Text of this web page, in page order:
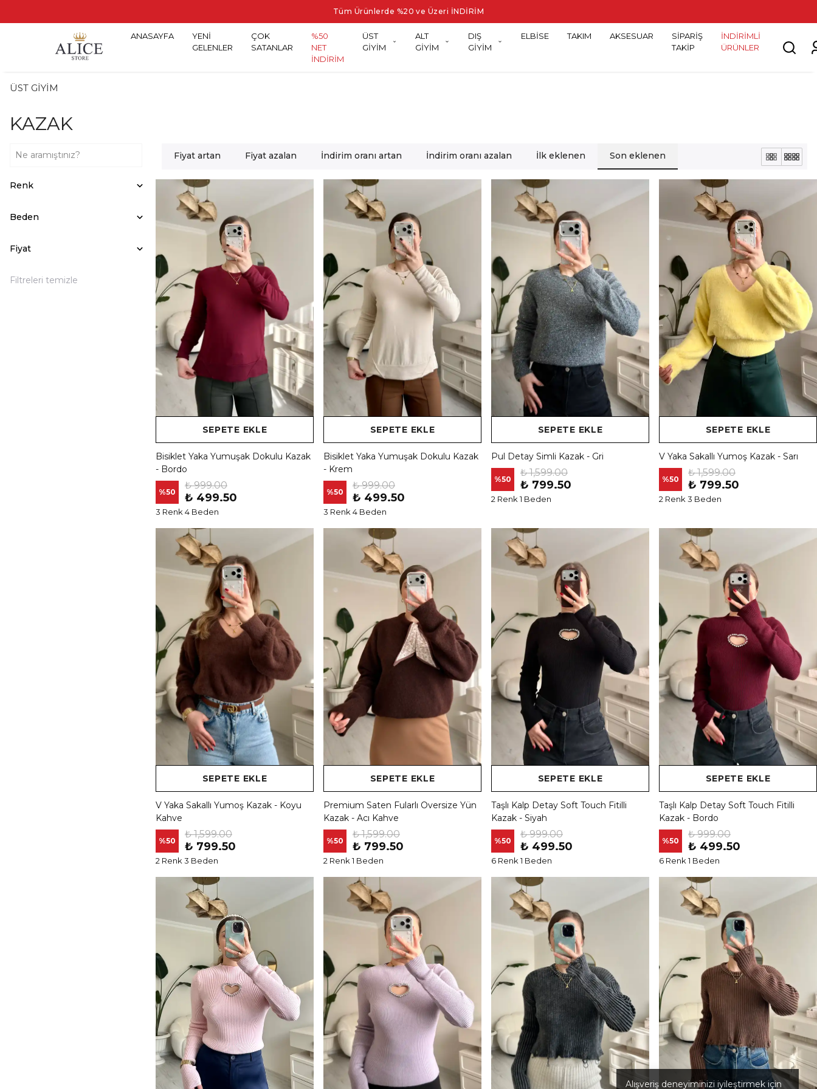
Tüm Ürünlerde %20 ve Üzeri İNDİRİM
ANASAYFA
YENİ
GELENLER
ÇOK
SATANLAR
%50
NET
İNDİRİM
ÜST
GİYİM
ALT
GİYİM
DIŞ
GİYİM
ELBİSE TAKIM AKSESUAR
SİPARİŞ
TAKİP
İNDİRİMLİ
ÜRÜNLER
Alışveriş deneyiminizi iyileştirmek için
ÜST GİYİM
KAZAK
Fiyat artan Fiyat azalan İndirim oranı artan İndirim oranı azalan İlk eklenen Son eklenen
Renk
Beden
Fiyat
Filtreleri temizle
SEPETE EKLE
Bisiklet Yaka Yumuşak Dokulu Kazak
- Bordo
%50
₺ 999.00
₺ 499.50
3 Renk 4 Beden
SEPETE EKLE
Bisiklet Yaka Yumuşak Dokulu Kazak
- Krem
%50
₺ 999.00
₺ 499.50
3 Renk 4 Beden
SEPETE EKLE
Pul Detay Simli Kazak - Gri
%50
₺ 1,599.00
₺ 799.50
2 Renk 1 Beden
SEPETE EKLE
V Yaka Sakallı Yumoş Kazak - Sarı
%50
₺ 1,599.00
₺ 799.50
2 Renk 3 Beden
SEPETE EKLE
V Yaka Sakallı Yumoş Kazak - Koyu
Kahve
%50
₺ 1,599.00
₺ 799.50
2 Renk 3 Beden
SEPETE EKLE
Premium Saten Fularlı Oversize Yün
Kazak - Acı Kahve
%50
₺ 1,599.00
₺ 799.50
2 Renk 1 Beden
SEPETE EKLE
Taşlı Kalp Detay Soft Touch Fitilli
Kazak - Siyah
%50
₺ 999.00
₺ 499.50
6 Renk 1 Beden
SEPETE EKLE
Taşlı Kalp Detay Soft Touch Fitilli
Kazak - Bordo
%50
₺ 999.00
₺ 499.50
6 Renk 1 Beden